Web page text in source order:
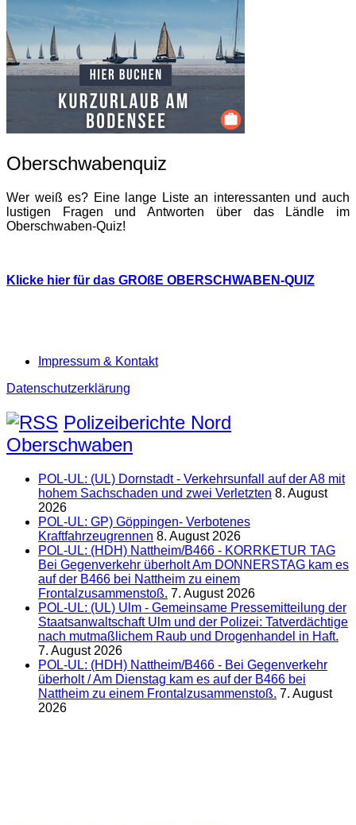
Oberschwabenquiz
Wer weiß es? Eine lange Liste an interessanten und auch
lustigen Fragen und Antworten über das Ländle im
Oberschwaben-Quiz!
Klicke hier für das GROßE OBERSCHWABEN-QUIZ
Impressum & Kontakt
Datenschutzerklärung
Polizeiberichte Nord
Oberschwaben
POL-UL: (UL) Dornstadt - Verkehrsunfall auf der A8 mit
hohem Sachschaden und zwei Verletzten 8. August
2026
POL-UL: GP) Göppingen- Verbotenes
Kraftfahrzeugrennen 8. August 2026
POL-UL: (HDH) Nattheim/B466 - KORRKETUR TAG
Bei Gegenverkehr überholt Am DONNERSTAG kam es
auf der B466 bei Nattheim zu einem
Frontalzusammenstoß. 7. August 2026
POL-UL: (UL) Ulm - Gemeinsame Pressemitteilung der
Staatsanwaltschaft Ulm und der Polizei: Tatverdächtige
nach mutmaßlichem Raub und Drogenhandel in Haft.
7. August 2026
POL-UL: (HDH) Nattheim/B466 - Bei Gegenverkehr
überholt / Am Dienstag kam es auf der B466 bei
Nattheim zu einem Frontalzusammenstoß. 7. August
2026